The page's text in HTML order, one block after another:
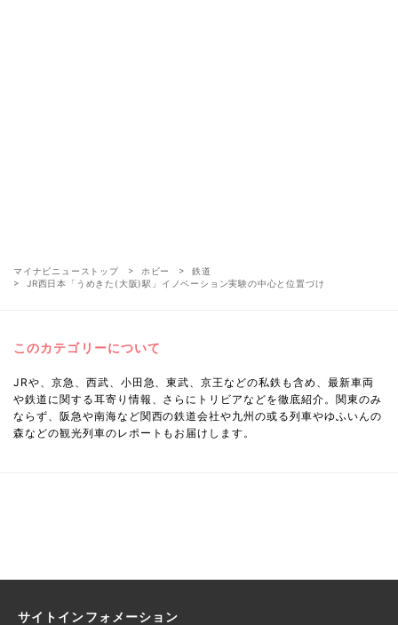
マイナビニューストップ ホビー
鉄道
JR西日本「うめきた(大阪)駅」イノベーション実験の中心と位置づけ
このカテゴリーについて
JRや、京急、西武、小田急、東武、京王などの私鉄も含め、最新車両
や鉄道に関する耳寄り情報、さらにトリビアなどを徹底紹介。関東のみ
ならず、阪急や南海など関西の鉄道会社や九州の或る列車やゆふいんの
森などの観光列車のレポートもお届けします。
サイトインフォメーション